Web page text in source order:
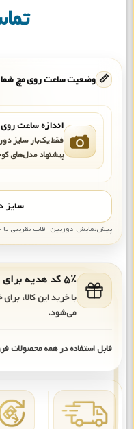
📏 وضعیت ساعت روی مچ شما
اندازه ساعت
فقط یک‌بار سایز
پیشنهاد مدل‌های
سایز
پیش‌نمایش دوربین: قاب تقریبی با +۲.۵ میلی‌متر در هر
۵٪ کد هدیه برای خرید بعدی
با خرید این کالا،
می‌شود.
قابل استفاده در همه محصولات